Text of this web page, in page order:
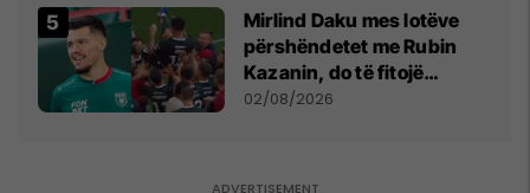
Mirlind Daku mes lotëve
përshëndetet me Rubin
Kazanin, do të fitojë
miliona te Spartak Moska
02/08/2026